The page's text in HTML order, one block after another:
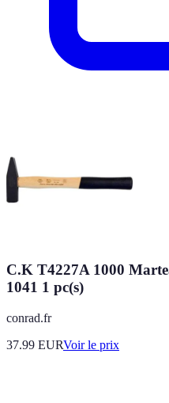
C.K T4227A 1000
1041 1 pc(s)
conrad.fr
37.99 EURVoir le prix